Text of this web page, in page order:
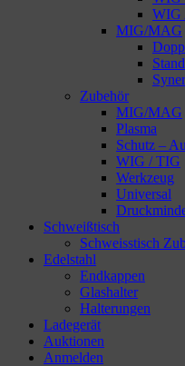
WIG
MIG/MAG
Zubehör
MIG/MAG
Plasma
Schutz –
WIG / TIG
Werkzeug
Universal
Schweißtisch
Schweisstisch
Edelstahl
Endkappen
Glashalter
Halterungen
Ladegerät
Auktionen
Anmelden